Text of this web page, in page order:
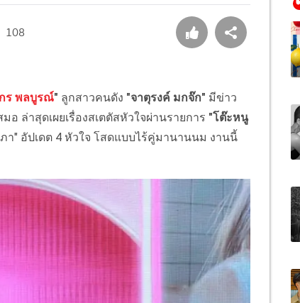
108
ร พลบูรณ์" ลูกสาวคนดัง "จาตุรงค์ มกจ๊ก" มีข่าว
ล่าสุดเผยเรื่องสเตตัสหัวใจผ่านรายการ "โต๊ะหนู
" อัปเดต 4 หัวใจ โสดแบบไร้คู่มานานนม งานนี้